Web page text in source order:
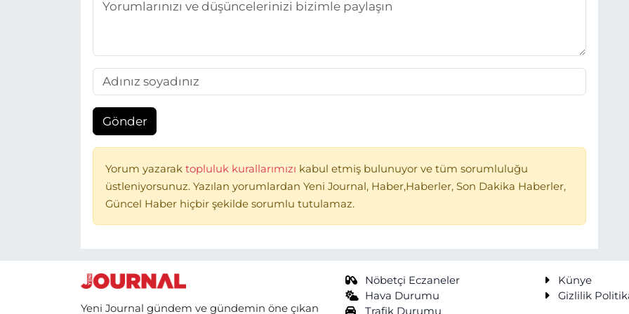
Gönder
Yorum yazarak topluluk kurallarımızı kabul etmiş bulunuyor ve tüm sorumluluğu
üstleniyorsunuz. Yazılan yorumlardan Yeni Journal, Haber,Haberler, Son Dakika Haberler,
Güncel Haber hiçbir şekilde sorumlu tutulamaz.
Yeni Journal gündem ve gündemin öne çıkan
Nöbetçi Eczaneler
Hava Durumu
Trafik Durumu
Künye
Gizlilik